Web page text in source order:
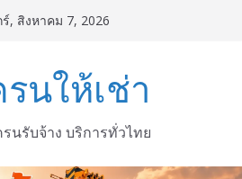
, สิงหาคม 7, 2026
รนให้เช่า
นรับจ้าง บริการทั่วไทย